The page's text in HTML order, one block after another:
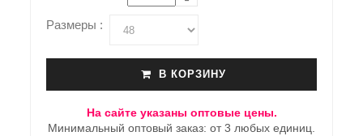
Размеры :
В КОРЗИНУ
На сайте указаны оптовые цены.
Минимальный оптовый заказ: от 3 любых единиц.